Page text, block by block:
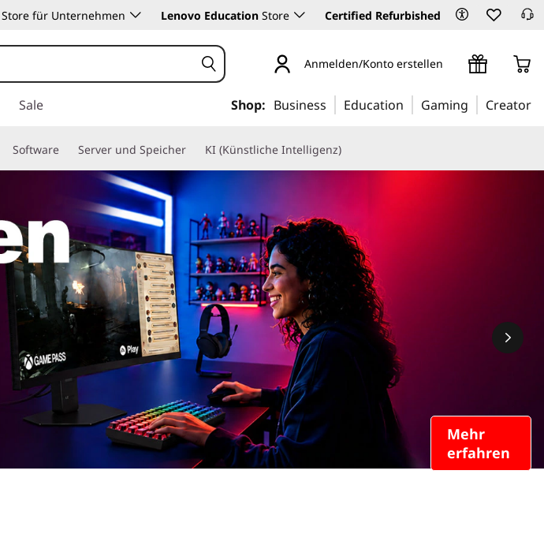
Store für Unternehmen Lenovo Education Store Certified Refurbished
Anmelden/Konto erstellen
Sale Shop: Business Education Gaming Creator
Software Server und Speicher KI (Künstliche Intelligenz)
Mehr
erfahren